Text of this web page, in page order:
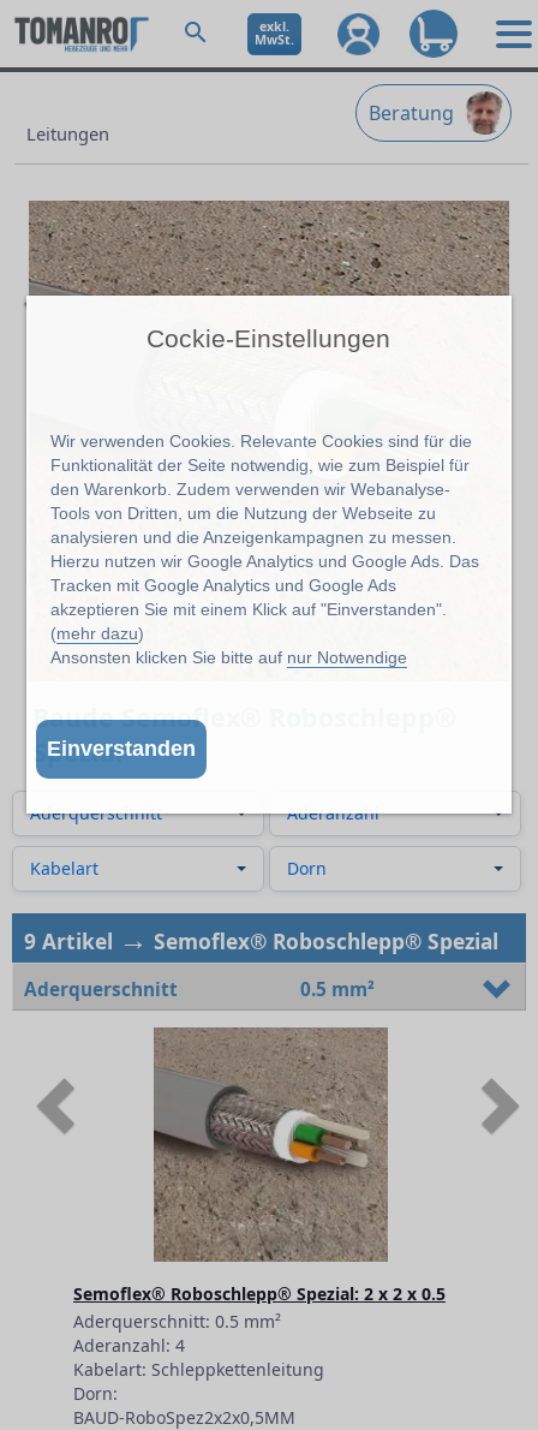
Cockie-Einstellungen
Wir verwenden Cookies. Relevante Cookies sind für die
Funktionalität der Seite notwendig, wie zum Beispiel für
den Warenkorb. Zudem verwenden wir Webanalyse-
Tools von Dritten, um die Nutzung der Webseite zu
analysieren und die Anzeigenkampagnen zu messen.
Hierzu nutzen wir Google Analytics und Google Ads. Das
Tracken mit Google Analytics und Google Ads
akzeptieren Sie mit einem Klick auf "Einverstanden".
(mehr dazu)
Ansonsten klicken Sie bitte auf nur Notwendige
Einverstanden
exkl.
MwSt.
Beratung
Leitungen
Baude Semoflex® Roboschlepp®
Spezial
Aderquerschnitt Aderanzahl
Kabelart Dorn
9 Artikel → Semoflex® Roboschlepp® Spezial
Aderquerschnitt 0.5 mm²
Semoflex® Roboschlepp® Spezial: 2 x 2 x 0.5
Aderquerschnitt: 0.5 mm²
Aderanzahl: 4
Kabelart: Schleppkettenleitung
Dorn:
BAUD-RoboSpez2x2x0,5MM